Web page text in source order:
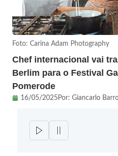
Foto: Carina Adam Photography
Chef internacional vai
Berlim para o Festival
Pomerode
16/05/2025Por: Giancarlo